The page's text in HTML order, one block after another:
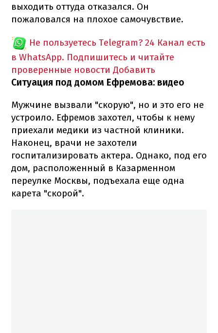
выходить оттуда отказался. Он
пожаловался на плохое самочувствие.
Не пользуетесь Telegram? 24 Канал есть
в WhatsApp. Подпишитесь и читайте
проверенные новости Добавить
Ситуация под домом Ефремова: видео
Мужчине вызвали "скорую", но и это его не
устроило. Ефремов захотел, чтобы к нему
приехали медики из частной клиники.
Наконец, врачи не захотели
госпитализировать актера. Однако, под его
дом, расположенный в Казарменном
переулке Москвы, подъехала еще одна
карета "скорой".